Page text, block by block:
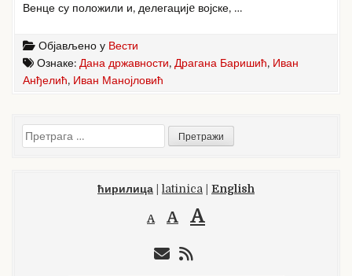
Венце су положили и, делегацијe војске, …
Објављено у Вести
Ознаке: Дана државности, Драгана Баришић, Иван
Анђелић, Иван Манојловић
Претрага
за:
ћирилица latinica English
A A A